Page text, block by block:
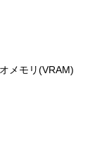
メモリ(VRAM)